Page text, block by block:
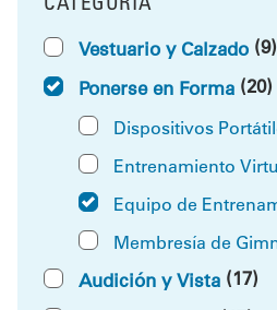
FILTRAR POR
Vestuario y Calzado (9)
Ponerse en Forma (20)
Dispositivos
Entrenamiento
Equipo de
Membresía de
Audición y Vista (17)